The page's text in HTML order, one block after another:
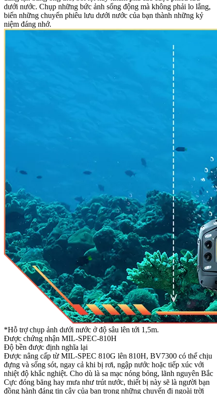
dưới nước. Chụp những bức ảnh sống động mà không phải lo lắng,
biến những chuyến phiêu lưu dưới nước của bạn thành những kỷ
niệm đáng nhớ.
*Hỗ trợ chụp ảnh dưới nước ở độ sâu lên tới 1,5m.
Được chứng nhận MIL-SPEC-810H
Độ bền được định nghĩa lại
Được nâng cấp từ MIL-SPEC 810G lên 810H, BV7300 có thể chịu
đựng và sống sót, ngay cả khi bị rơi, ngập nước hoặc tiếp xúc với
nhiệt độ khắc nghiệt. Cho dù là sa mạc nóng bỏng, lãnh nguyên Bắc
Cực đóng băng hay mưa như trút nước, thiết bị này sẽ là người bạn
đồng hành đáng tin cậy của bạn trong những chuyến đi ngoài trời